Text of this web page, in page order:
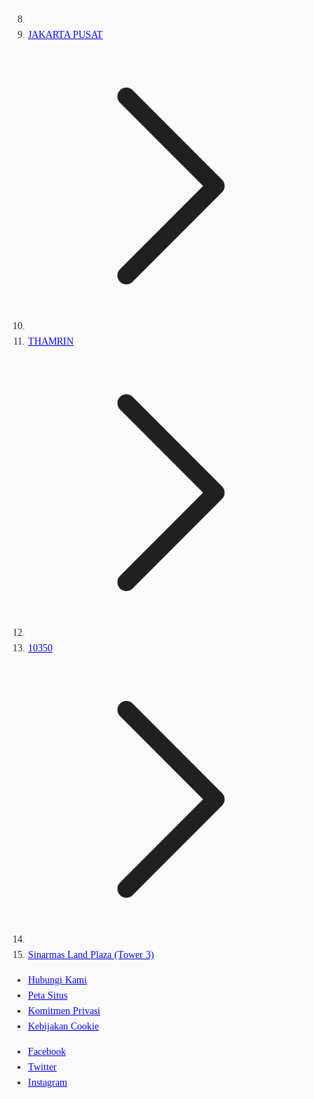
JAKARTA PUSAT
THAMRIN
10350
Sinarmas Land Plaza (Tower 3)
Hubungi Kami
Peta Situs
Komitmen Privasi
Kebijakan Cookie
Facebook
Twitter
Instagram